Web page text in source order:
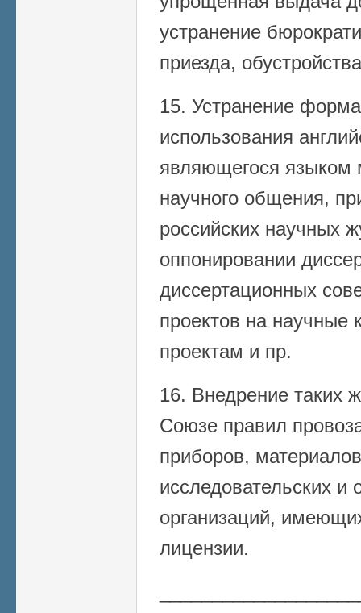
устранение
приезда,
15. Устранение
использования
являющегося языком
научного общения,
российских научных
оппонировании
диссертационных
проектов на научные
проектам и пр.
16. Внедрение таких
Союзе правил
приборов,
исследовательских и
организаций,
лицензии.